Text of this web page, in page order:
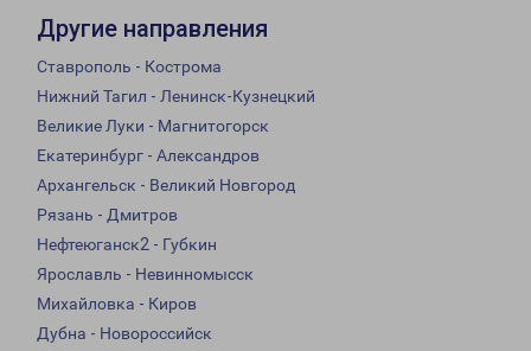
Другие направления
Ставрополь - Кострома
Нижний Тагил - Ленинск-Кузнецкий
Великие Луки - Магнитогорск
Екатеринбург - Александров
Архангельск - Великий Новгород
Рязань - Дмитров
Нефтеюганск2 - Губкин
Ярославль - Невинномысск
Михайловка - Киров
Дубна - Новороссийск